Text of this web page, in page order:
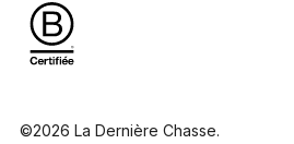
©2026 La Dernière Chasse.